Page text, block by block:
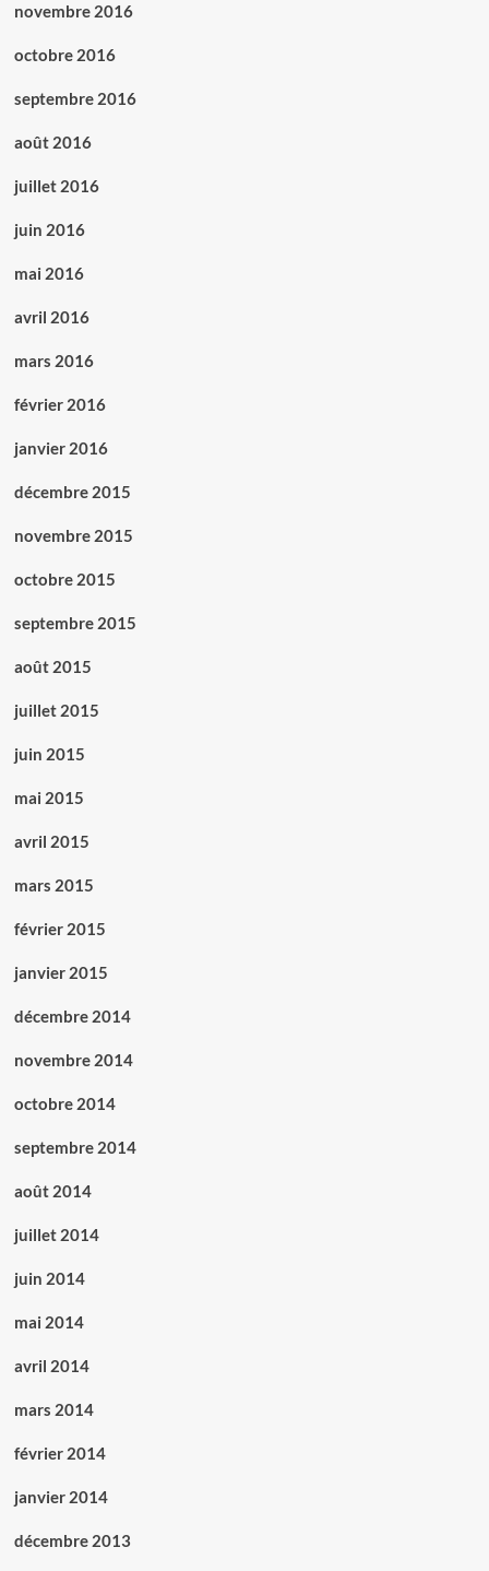
novembre 2016
octobre 2016
septembre 2016
août 2016
juillet 2016
juin 2016
mai 2016
avril 2016
mars 2016
février 2016
janvier 2016
décembre 2015
novembre 2015
octobre 2015
septembre 2015
août 2015
juillet 2015
juin 2015
mai 2015
avril 2015
mars 2015
février 2015
janvier 2015
décembre 2014
novembre 2014
octobre 2014
septembre 2014
août 2014
juillet 2014
juin 2014
mai 2014
avril 2014
mars 2014
février 2014
janvier 2014
décembre 2013